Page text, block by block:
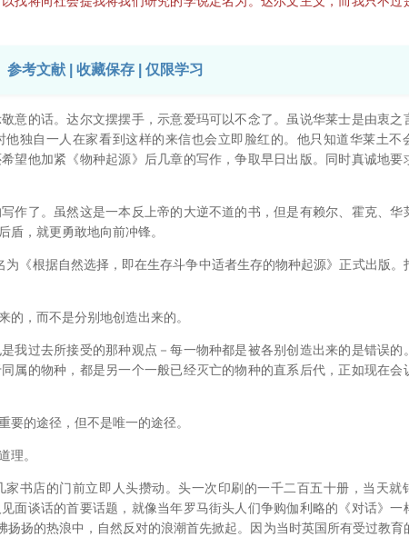
参考文献 | 收藏保存 | 仅限学习
的话。达尔文摆摆手，示意爱玛可以不念了。虽说华莱士是由衷之
独自一人在家看到这样的来信也会立即脸红的。他只知道华莱土不
望他加紧《物种起源》后几章的写作，争取早日出版。同时真诚地要
了。虽然这是一本反上帝的大逆不道的书，但是有赖尔、霍克、华
盾，就更勇敢地向前冲锋。
根据自然选择，即在生存斗争中适者生存的物种起源》正式出版。
，而不是分别地创造出来的。
过去所接受的那种观点－每一物种都是被各别创造出来的是错误的
属的物种，都是另一个一般已经灭亡的物种的直系后代，正如现在会
的途径，但不是唯一的途径。
。
店的门前立即人头攒动。头一次印刷的一千二百五十册，当天就
面谈话的首要话题，就像当年罗马街头人们争购伽利略的《对话》一
扬扬的热浪中，自然反对的浪潮首先掀起。因为当时英国所有受过教育